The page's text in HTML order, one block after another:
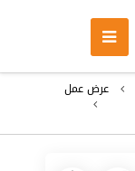
عرض عمل